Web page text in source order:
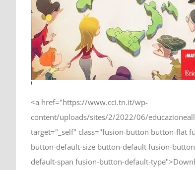
<a href="https://www.cci.tn.it/wp-
content/uploads/sites/2/2022/06/
target="_self" class="fusion-button button-flat
button-default-size button-default fusion-
default-span fusion-button-default-